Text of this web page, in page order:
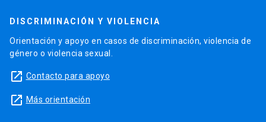
DISCRIMINACIÓN Y VIOLENCIA
Orientación y apoyo en casos de discriminación, violencia de
género o violencia sexual.
launch Contacto para apoyo
launch Más orientación